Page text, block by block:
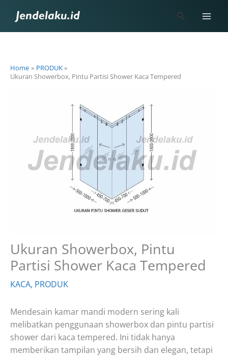
content
Search
Home
PRODUK
Ukuran Showerbox, Pintu Partisi Shower Kaca Tempered
Ukuran Showerbox, Pintu
Partisi Shower Kaca Tempered
KACA, PRODUK
Mendesain kamar mandi modern sering kali
melibatkan penggunaan showerbox dan pintu partisi
shower dari kaca tempered. Ini tidak hanya
memberikan tampilan yang bersih dan elegan, tetapi